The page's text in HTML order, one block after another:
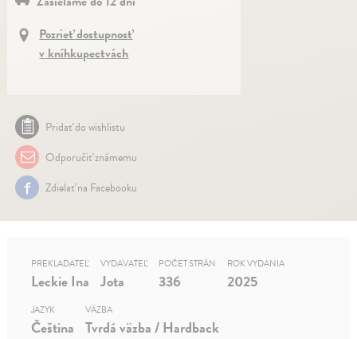
Pozrieť dostupnosť
v kníhkupectvách
Pridať do wishlistu
Odporučiť známemu
Zdielať na Facebooku
PREKLADATEĽ
Leckie Ina
VYDAVATEĽ
Jota
POČET STRÁN
336
ROK VYDANIA
2025
JAZYK
Čeština
VÄZBA
Tvrdá väzba / Hardback